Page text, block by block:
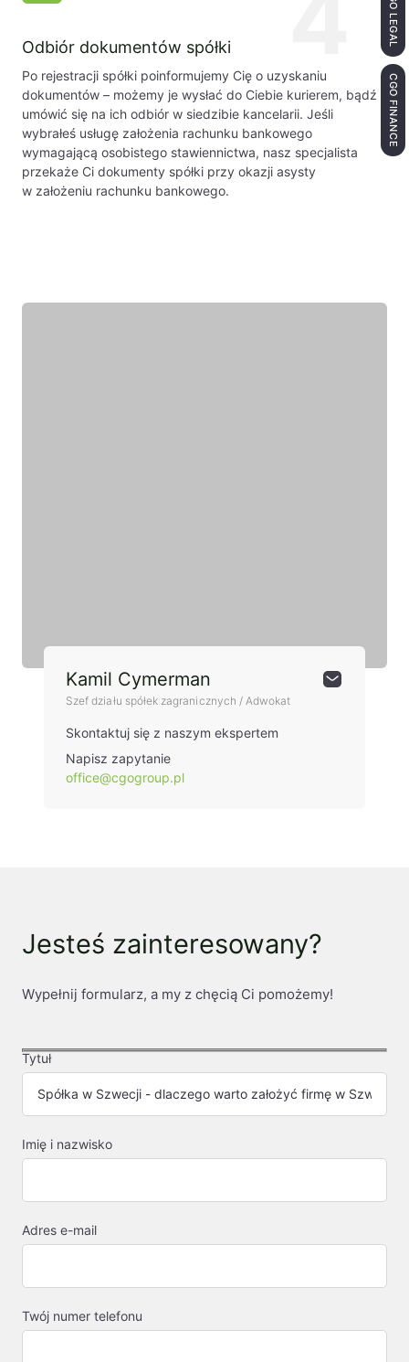
Odbiór dokumentów spółki
Po rejestracji spółki poinformujemy Cię o uzyskaniu
dokumentów – możemy je wysłać do Ciebie kurierem, bądź
umówić się na ich odbiór w siedzibie kancelarii. Jeśli
wybrałeś usługę założenia rachunku bankowego
wymagającą osobistego stawiennictwa, nasz specjalista
przekaże Ci dokumenty spółki przy okazji asysty
w założeniu rachunku bankowego.
Kamil Cymerman
Szef działu spółek zagranicznych / Adwokat
Skontaktuj się z naszym ekspertem
Napisz zapytanie
office@cgogroup.pl
Jesteś zainteresowany?
Wypełnij formularz, a my z chęcią Ci pomożemy!
Tytuł
Imię i nazwisko
Adres e-mail
Twój numer telefonu
CGO FINANCE